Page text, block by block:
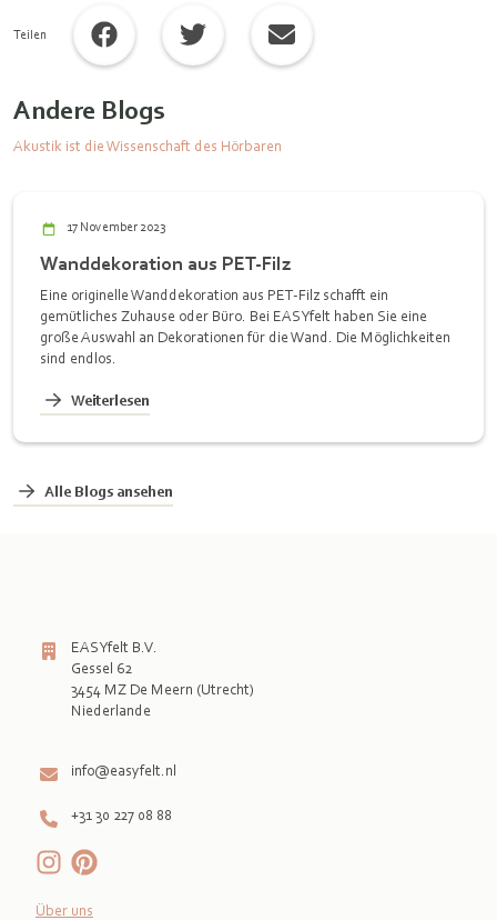
Teilen
Andere Blogs
Akustik ist die Wissenschaft des Hörbaren
17 November 2023
Wanddekoration aus PET-Filz
Eine originelle Wanddekoration aus PET-Filz schafft ein
gemütliches Zuhause oder Büro. Bei EASYfelt haben Sie eine
große Auswahl an Dekorationen für die Wand. Die Möglichkeiten
sind endlos.
Weiterlesen
Alle Blogs ansehen
EASYfelt B.V.
Gessel 62
3454 MZ De Meern (Utrecht)
Niederlande
info@easyfelt.nl
+31 30 227 08 88
Über uns